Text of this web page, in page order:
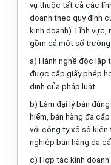
vụ thuộc tất cả các
doanh theo quy định
kinh doanh). Lĩnh vực,
gồm cả một số trường
a) Hành nghề độc lập
được cấp giấy phép
định của pháp luật.
b) Làm đại lý bán
hiểm, bán hàng đa
với công ty xổ số kiến
nghiệp bán hàng đa
c) Hợp tác kinh